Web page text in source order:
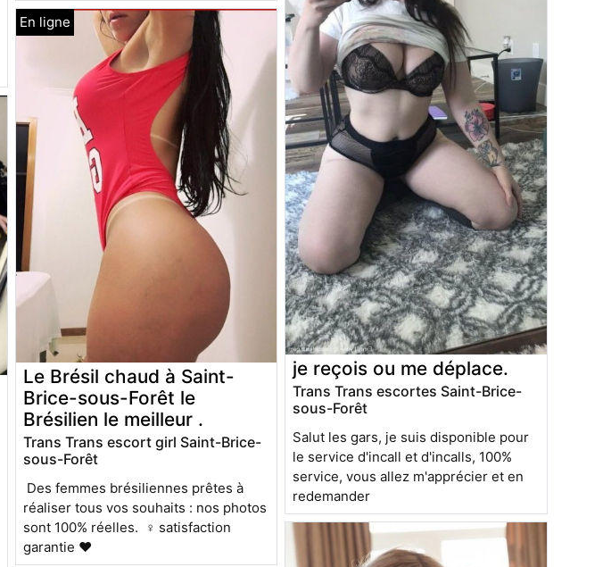
Le Brésil chaud à Saint-
Brice-sous-Forêt le
Brésilien le meilleur .
Trans Trans escort girl Saint-Brice-
sous-Forêt
Des femmes brésiliennes prêtes à
réaliser tous vos souhaits : nos photos
sont 100% réelles. ♀️ satisfaction
garantie ❤️
je reçois ou me déplace.
Trans Trans escortes Saint-Brice-
sous-Forêt
Salut les gars, je suis disponible pour
le service d'incall et d'incalls, 100%
service, vous allez m'apprécier et en
redemander